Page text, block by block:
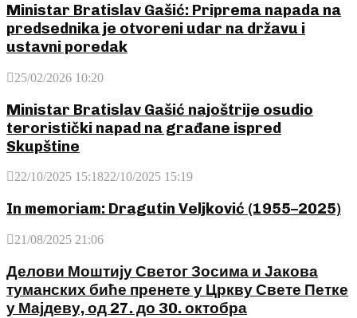
Ministar Bratislav Gašić: Priprema napada na
predsednika je otvoreni udar na državu i
ustavni poredak
25/02/2026 10:20
Ministar Bratislav Gašić najoštrije osudio
teroristički napad na građane ispred
Skupštine
22/10/2025 15:1822/10/2025 15:19
In memoriam: Dragutin Veljković (1955–2025)
21/08/2025 21:06
Делови Моштију Светог Зосима и Јакова
туманских биће пренете у Цркву Свете Петке
у Мајдеву, од 27. до 30. октобра